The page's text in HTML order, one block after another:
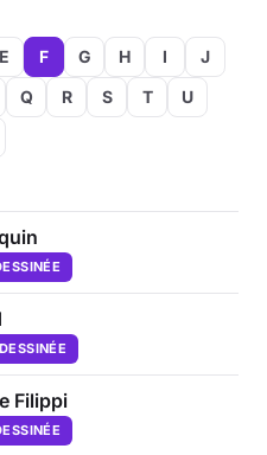
E F G H I
J
Q R S T
U
Filippi